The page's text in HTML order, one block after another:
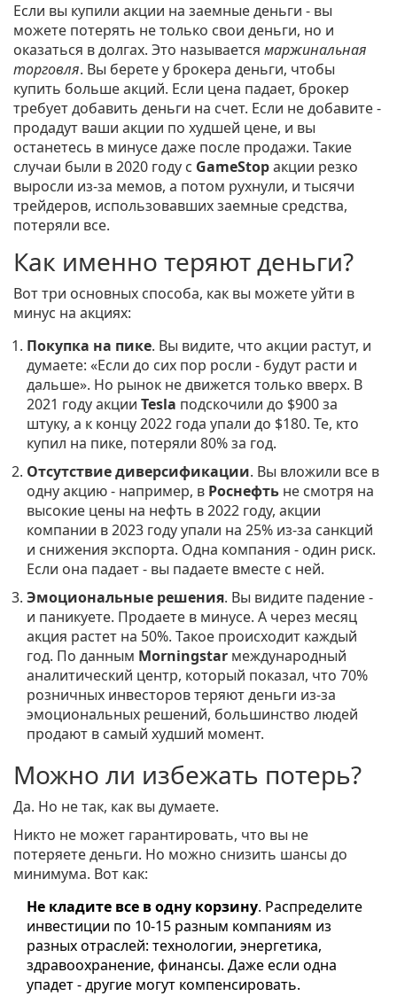
Если вы купили акции на заемные деньги - вы
можете потерять не только свои деньги, но и
оказаться в долгах. Это называется маржинальная
торговля. Вы берете у брокера деньги, чтобы
купить больше акций. Если цена падает, брокер
требует добавить деньги на счет. Если не добавите -
продадут ваши акции по худшей цене, и вы
останетесь в минусе даже после продажи. Такие
случаи были в 2020 году с GameStopакции резко
выросли из-за мемов, а потом рухнули, и тысячи
трейдеров, использовавших заемные средства,
потеряли все.
Как именно теряют деньги?
Вот три основных способа, как вы можете уйти в
минус на акциях:
Покупка на пике. Вы видите, что акции растут, и
думаете: «Если до сих пор росли - будут расти и
дальше». Но рынок не движется только вверх. В
2021 году акции Tesla подскочили до $900 за
штуку, а к концу 2022 года упали до $180. Те, кто
купил на пике, потеряли 80% за год.
Отсутствие диверсификации. Вы вложили все в
одну акцию - например, в Роснефть не смотря на
высокие цены на нефть в 2022 году, акции
компании в 2023 году упали на 25% из-за санкций
и снижения экспорта. Одна компания - один риск.
Если она падает - вы падаете вместе с ней.
Эмоциональные решения. Вы видите падение -
и паникуете. Продаете в минусе. А через месяц
акция растет на 50%. Такое происходит каждый
год. По данным Morningstar международный
аналитический центр, который показал, что 70%
розничных инвесторов теряют деньги из-за
эмоциональных решений, большинство людей
продают в самый худший момент.
Можно ли избежать потерь?
Да. Но не так, как вы думаете.
Никто не может гарантировать, что вы не
потеряете деньги. Но можно снизить шансы до
минимума. Вот как:
Не кладите все в одну корзину. Распределите
инвестиции по 10-15 разным компаниям из
разных отраслей: технологии, энергетика,
здравоохранение, финансы. Даже если одна
упадет - другие могут компенсировать.